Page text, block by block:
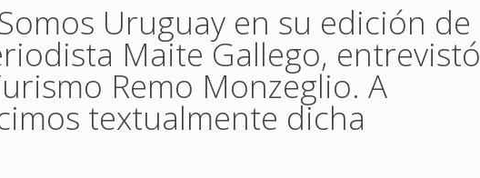
Uruguay en su edición de
Maite Gallego, entrevistó
Remo Monzeglio. A
textualmente dicha